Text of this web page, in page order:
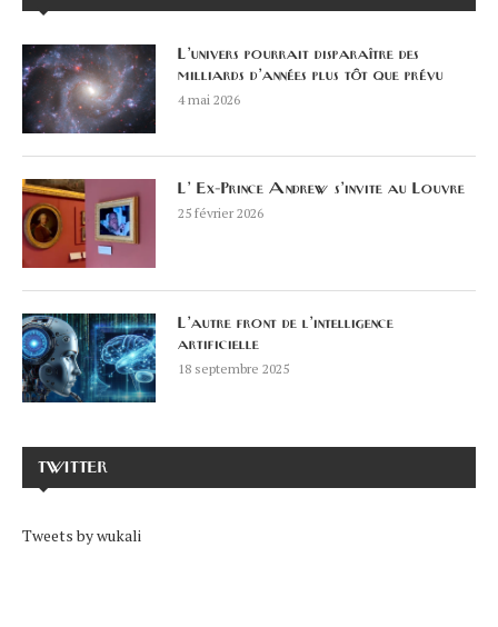
L’univers pourrait disparaître des
milliards d’années plus tôt que prévu
4 mai 2026
L’ Ex-Prince Andrew s’invite au Louvre
25 février 2026
L’autre front de l’intelligence
artificielle
18 septembre 2025
TWITTER
Tweets by wukali